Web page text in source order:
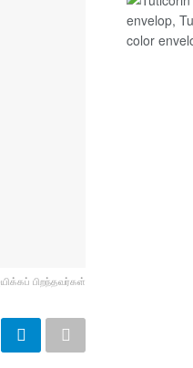
பிறந்தவர்கள்